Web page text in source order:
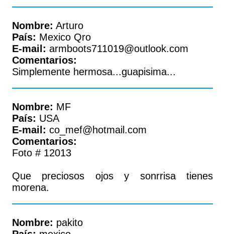
Nombre: Arturo
País: Mexico Qro
E-mail: armboots711019@outlook.com
Comentarios:
Simplemente hermosa...guapisima...
Nombre: MF
País: USA
E-mail: co_mef@hotmail.com
Comentarios:
Foto # 12013
Que preciosos ojos y sonrrisa tienes
morena.
Nombre: pakito